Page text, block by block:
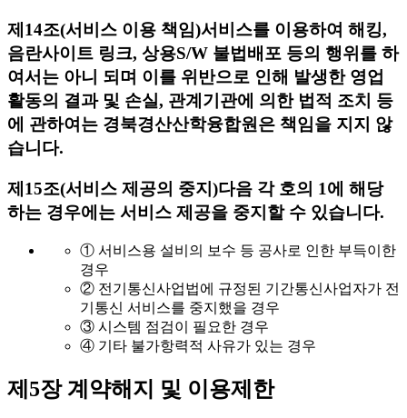
제14조(서비스 이용 책임)서비스를 이용하여 해킹,
음란사이트 링크, 상용S/W 불법배포 등의 행위를 하
여서는 아니 되며 이를 위반으로 인해 발생한 영업
활동의 결과 및 손실, 관계기관에 의한 법적 조치 등
에 관하여는 경북경산산학융합원은 책임을 지지 않
습니다.
제15조(서비스 제공의 중지)다음 각 호의 1에 해당
하는 경우에는 서비스 제공을 중지할 수 있습니다.
① 서비스용 설비의 보수 등 공사로 인한 부득이한
경우
② 전기통신사업법에 규정된 기간통신사업자가 전
기통신 서비스를 중지했을 경우
③ 시스템 점검이 필요한 경우
④ 기타 불가항력적 사유가 있는 경우
제5장 계약해지 및 이용제한